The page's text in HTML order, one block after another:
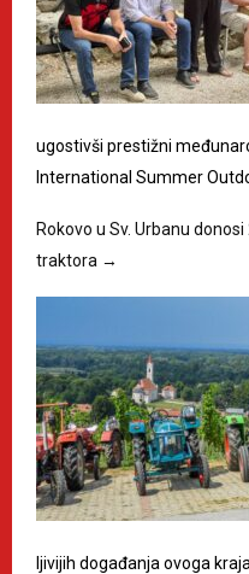
ugostivši prestižni
International Summer
Rokovo u Sv. Urbanu
traktora →
ljivijih događanja ovoga